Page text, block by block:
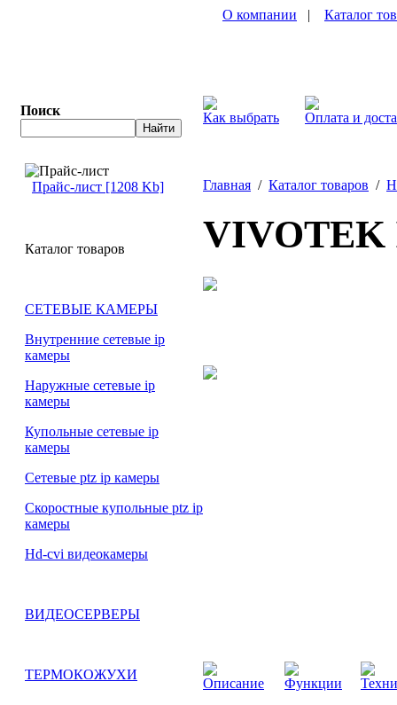
Поиск
О компании | Каталог
Как выбрать Оплата и
Прайс-лист [1208 Kb]
Каталог товаров
СЕТЕВЫЕ КАМЕРЫ
Внутренние сетевые ip
камеры
Наружные сетевые ip
камеры
Купольные сетевые ip
камеры
Сетевые ptz ip камеры
Скоростные купольные ptz ip
камеры
Hd-cvi видеокамеры
ВИДЕОСЕРВЕРЫ
ТЕРМОКОЖУХИ
Главная / Каталог товаров /
VIVOTEK
Описание Функции